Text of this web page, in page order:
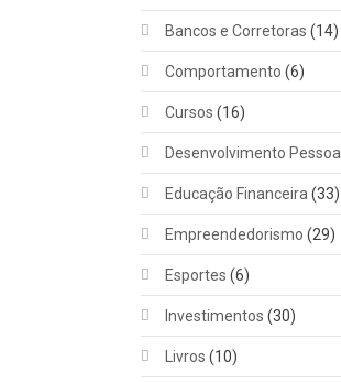
Bancos e Corretoras (14)
Comportamento (6)
Cursos (16)
Desenvolvimento Pessoal
Educação Financeira (33)
Empreendedorismo (29)
Esportes (6)
Investimentos (30)
Livros (10)